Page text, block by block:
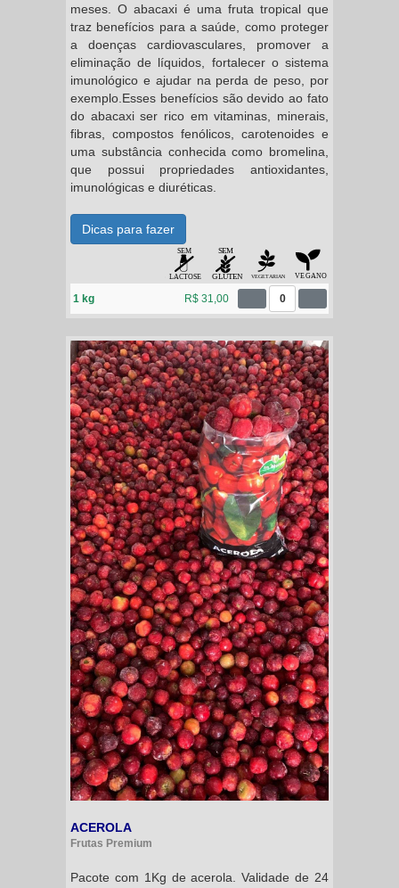
meses. O abacaxi é uma fruta tropical que
traz benefícios para a saúde, como proteger
a doenças cardiovasculares, promover a
eliminação de líquidos, fortalecer o sistema
imunológico e ajudar na perda de peso, por
exemplo.Esses benefícios são devido ao fato
do abacaxi ser rico em vitaminas, minerais,
fibras, compostos fenólicos, carotenoides e
uma substância conhecida como bromelina,
que possui propriedades antioxidantes,
imunológicas e diuréticas.
Dicas para fazer
1 kg R$ 31,00 0
ACEROLA
Frutas Premium
Pacote com 1Kg de acerola. Validade de 24